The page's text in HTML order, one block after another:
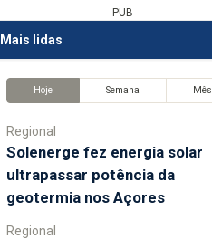
PUB
Mais lidas
Hoje Semana Mês
Regional
Solenerge fez energia solar
ultrapassar potência da
geotermia nos Açores
Regional